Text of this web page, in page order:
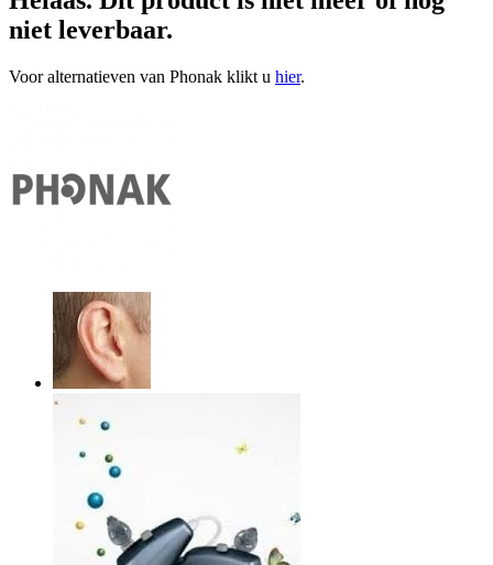
niet leverbaar.
Voor alternatieven van Phonak klikt u hier.